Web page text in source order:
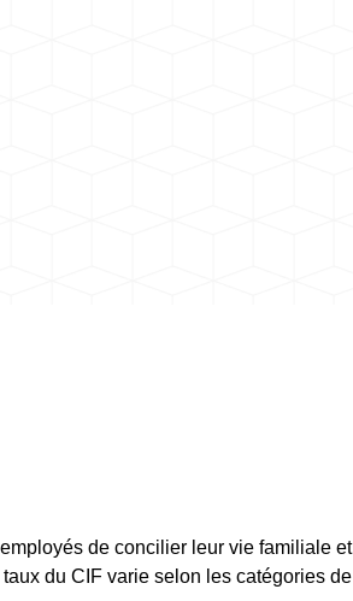
de concilier leur vie familiale et
du CIF varie selon les catégories de